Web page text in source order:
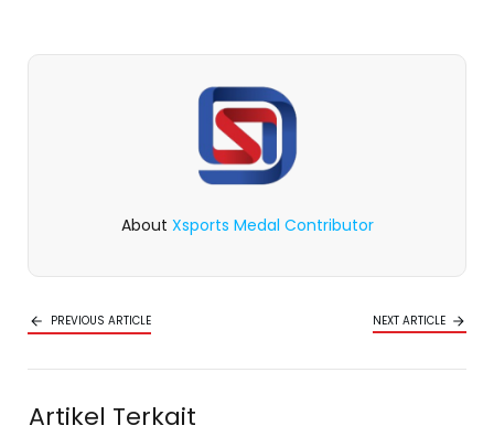
About Xsports Medal Contributor
PREVIOUS ARTICLE NEXT ARTICLE
Artikel Terkait